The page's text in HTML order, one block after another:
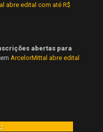
abre edital com até R$
abertas para
ArcelorMittal abre edital